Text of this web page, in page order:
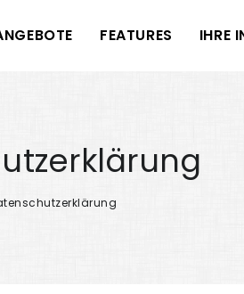
FEATURES IHRE